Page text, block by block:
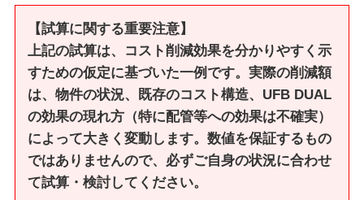
【試算に関する重要注意】
上記の試算は、コスト削減効果を分かりやすく示
すための仮定に基づいた一例です。実際の削減額
は、物件の状況、既存のコスト構造、UFB DUAL
の効果の現れ方（特に配管等への効果は不確実）
によって大きく変動します。数値を保証するもの
ではありませんので、必ずご自身の状況に合わせ
て試算・検討してください。